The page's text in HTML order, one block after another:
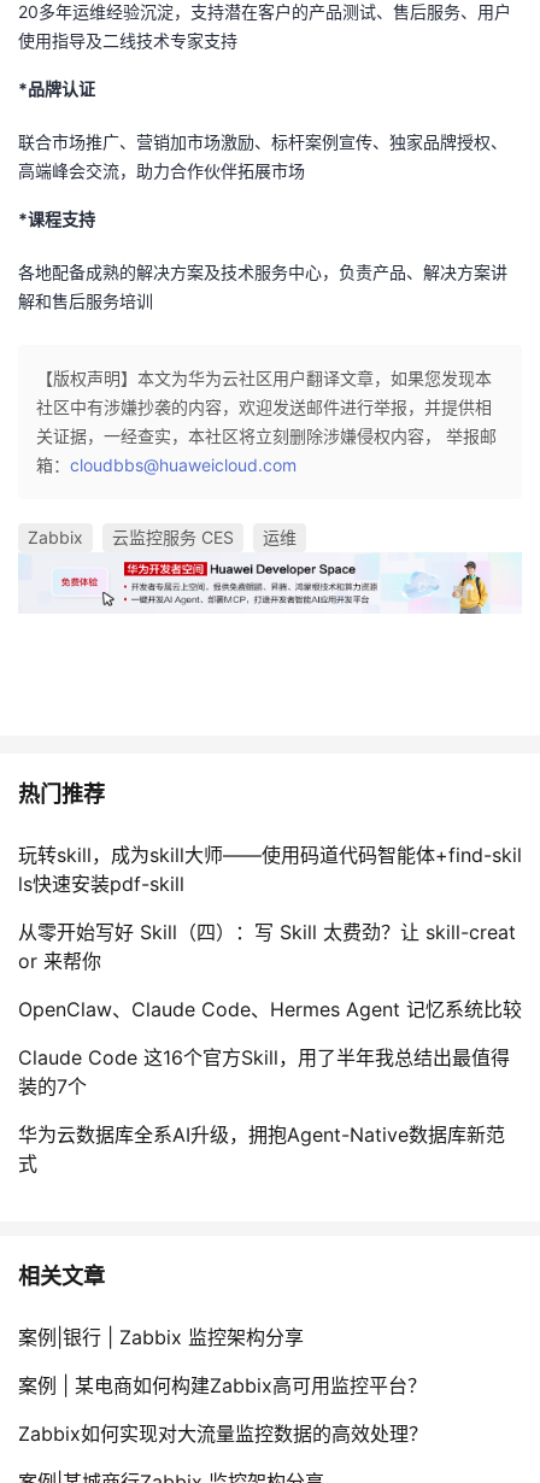
20多年运维经验沉淀，支持潜在客户的产品测试、售后服务、用户
使用指导及二线技术专家支持
*品牌认证
联合市场推广、营销加市场激励、标杆案例宣传、独家品牌授权、
高端峰会交流，助力合作伙伴拓展市场
*课程支持
各地配备成熟的解决方案及技术服务中心，负责产品、解决方案讲
解和售后服务培训
【版权声明】本文为华为云社区用户翻译文章，如果您发现本
社区中有涉嫌抄袭的内容，欢迎发送邮件进行举报，并提供相
关证据，一经查实，本社区将立刻删除涉嫌侵权内容， 举报邮
箱： cloudbbs@huaweicloud.com
Zabbix 云监控服务 CES 运维
热门推荐
玩转skill，成为skill大师——使用码道代码智能体+find-skil
ls快速安装pdf-skill
从零开始写好 Skill（四）：写 Skill 太费劲？让 skill-creat
or 来帮你
OpenClaw、Claude Code、Hermes Agent 记忆系统比较
Claude Code 这16个官方Skill，用了半年我总结出最值得
装的7个
华为云数据库全系AI升级，拥抱Agent-Native数据库新范
式
相关文章
案例|银行 | Zabbix 监控架构分享
案例 | 某电商如何构建Zabbix高可用监控平台？
Zabbix如何实现对大流量监控数据的高效处理？